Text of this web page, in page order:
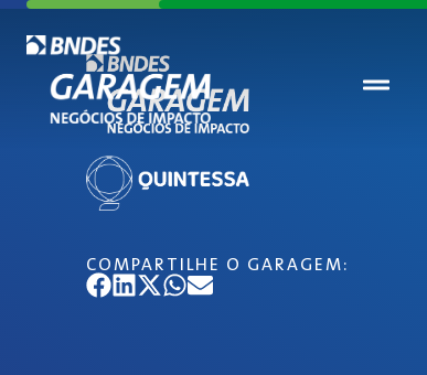
COMPARTILHE O GARAGEM: